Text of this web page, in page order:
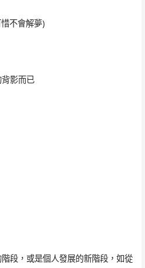
不會解夢)
影而已
段，或是個人發展的新階段，如從